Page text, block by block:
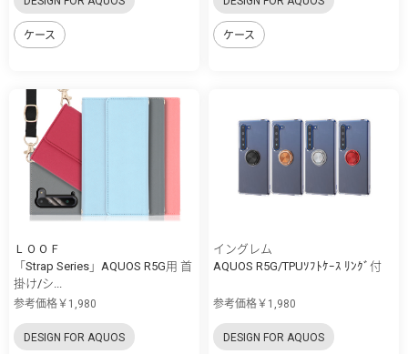
ケース ケース
ＬＯＯＦ
「Strap Series」AQUOS R5G用 首
掛け/シ...
参考価格￥1,980
DESIGN FOR AQUOS
イングレム
AQUOS R5G/TPUｿﾌﾄｹｰｽ ﾘﾝｸﾞ付
参考価格￥1,980
DESIGN FOR AQUOS